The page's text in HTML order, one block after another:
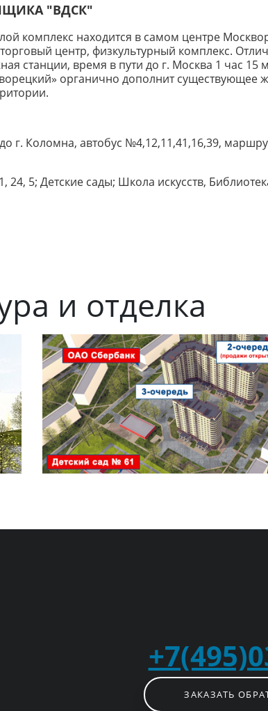
"ВДСК"
комплекс находится в самом центре
центр, физкультурный комплекс.
станции, время в пути до г. Москва 1 час 15
органично дополнит существующее
Коломна, автобус №4,12,11,41,16,39,
5; Детские сады; Школа искусств,
и отделка
ЗАКАЗАТЬ